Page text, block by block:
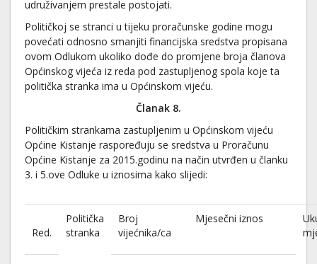
udruživanjem prestale postojati.
Političkoj se stranci u tijeku proračunske godine mogu
povećati odnosno smanjiti financijska sredstva propisana
ovom Odlukom ukoliko dođe do promjene broja članova
Općinskog vijeća iz reda pod zastupljenog spola koje ta
politička stranka ima u Općinskom vijeću.
Članak 8.
Političkim strankama zastupljenim u Općinskom vijeću
Općine Kistanje raspoređuju se sredstva u Proračunu
Općine Kistanje za 2015.godinu na način utvrđen u članku
3. i 5.ove Odluke u iznosima kako slijedi:
Red.
Politička
stranka
Broj
vijećnika/ca
Mjesečni iznos